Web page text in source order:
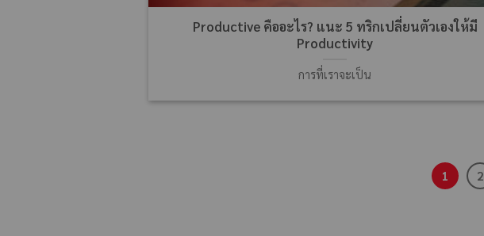
Productive คืออะไร? แนะ 5 ทริกเปลี่ยนตัวเองให้มี
Productivity
การที่เราจะเป็น
1 2